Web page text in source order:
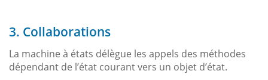
3. Collaborations
La machine à états délègue les appels des méthodes
dépendant de l’état courant vers un objet d’état.